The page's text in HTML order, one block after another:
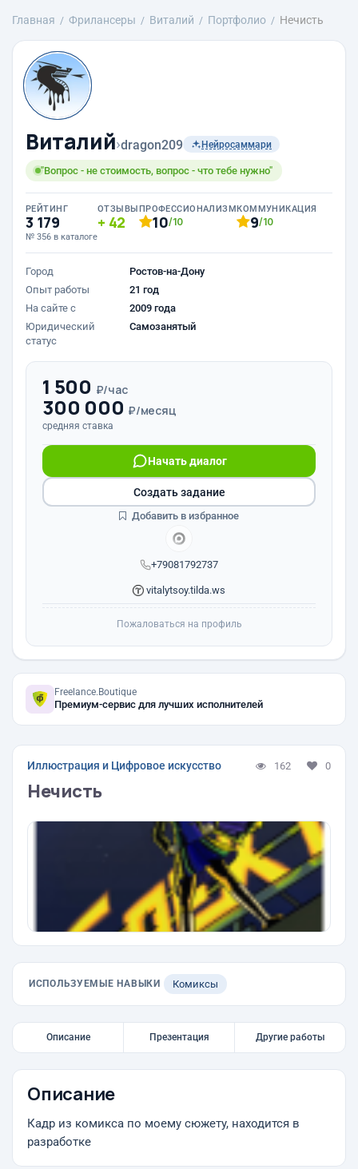
Главная Фрилансеры Виталий Портфолио Нечисть
Виталий›dragon209 Нейросаммари
"Вопрос - не стоимость, вопрос - что тебе нужно"
РЕЙТИНГ
3 179
№ 356 в каталоге
ОТЗЫВЫ
42
ПРОФЕССИОНАЛИЗМ
10/10
КОММУНИКАЦИЯ
9/10
Город
Ростов-на-Дону
Опыт работы
21 год
На сайте с
2009 года
Юридический
статус
Самозанятый
1 500 ₽/час
300 000 ₽/месяц
средняя ставка
+79081792737
Начать диалог
vitalytsoy.tilda.ws
Создать задание
Добавить в избранное
Пожаловаться на профиль
Freelance.Boutique
Премиум-сервис для лучших исполнителей
Иллюстрация и Цифровое искусство 162 0
Нечисть
ИСПОЛЬЗУЕМЫЕ НАВЫКИ Комиксы
Описание Презентация Другие работы
Описание
Кадр из комикса по моему сюжету, находится в
разработке